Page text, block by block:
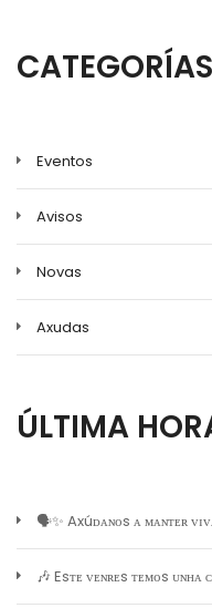
CATEGORÍAS
Eventos
Avisos
Novas
Axudas
ÚLTIMA
🗣️✨ Axúᴅᴀɴᴏs ᴀ ᴍᴀɴᴛᴇʀ
🎶 Esᴛᴇ ᴠᴇɴʀᴇs ᴛᴇᴍᴏs ᴜɴʜᴀ